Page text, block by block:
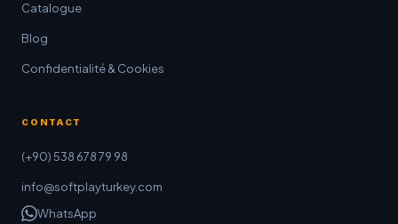
Catalogue
Blog
Confidentialité & Cookies
CONTACT
(+90) 538 678 79 98
info@softplayturkey.com
WhatsApp